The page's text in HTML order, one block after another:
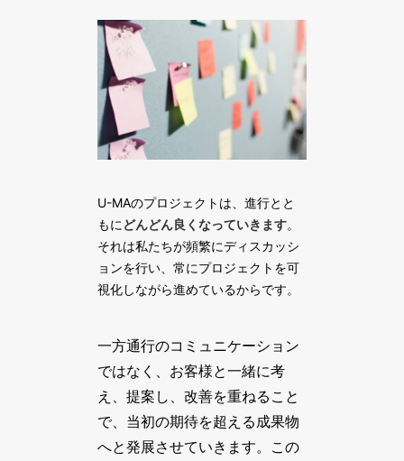
U-MAのプロジェクトは、進行とと
もに どんどん良くなっていきます。
それは私たちが頻繁にディスカッシ
ョンを行い、常にプロジェクトを可
視化しながら進めているからです。
一方通行のコミュニケーション
ではなく、お客様と一緒に考
え、提案し、改善を重ねること
で、当初の期待を超える成果物
へと発展させていきます。この